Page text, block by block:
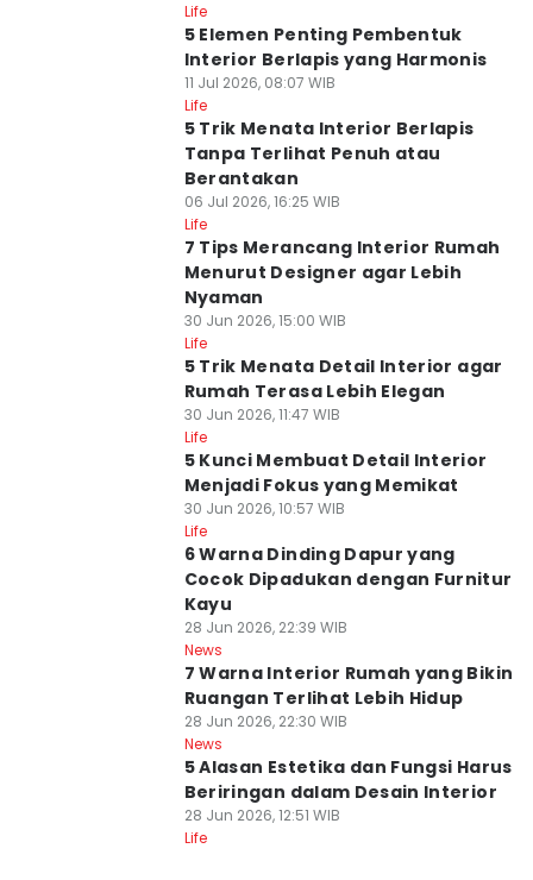
Life
5 Elemen Penting Pembentuk
Interior Berlapis yang Harmonis
11 Jul 2026, 08:07 WIB
Life
5 Trik Menata Interior Berlapis
Tanpa Terlihat Penuh atau
Berantakan
06 Jul 2026, 16:25 WIB
Life
7 Tips Merancang Interior Rumah
Menurut Designer agar Lebih
Nyaman
30 Jun 2026, 15:00 WIB
Life
5 Trik Menata Detail Interior agar
Rumah Terasa Lebih Elegan
30 Jun 2026, 11:47 WIB
Life
5 Kunci Membuat Detail Interior
Menjadi Fokus yang Memikat
30 Jun 2026, 10:57 WIB
Life
6 Warna Dinding Dapur yang
Cocok Dipadukan dengan Furnitur
Kayu
28 Jun 2026, 22:39 WIB
News
7 Warna Interior Rumah yang Bikin
Ruangan Terlihat Lebih Hidup
28 Jun 2026, 22:30 WIB
News
5 Alasan Estetika dan Fungsi Harus
Beriringan dalam Desain Interior
28 Jun 2026, 12:51 WIB
Life